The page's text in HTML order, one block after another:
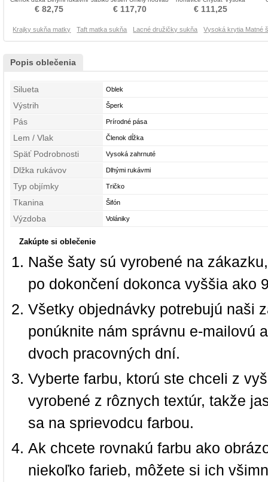
Matka šaty obleky
€ 82,75
Matka šaty obleky
€ 117,70
zahrnuté Matka šaty obleky
€ 111,25
Krajky sukňa matky Taft matka sukňa Lacné družičky sukňa Vysoká krytia Matné
Popis oblečenia
Silueta Oblek
Výstrih Šperk
Pás Prírodné pása
Lem / Vlak Členok dĺžka
Späť Podrobnosti Vysoká zahrnuté
Dlžka rukávov Dlhými rukávmi
Typ objímky Tričko
Tkanina Šifón
Výzdoba Volániky
Zakúpte si oblečenie
Naše šaty sú vyrobené na
po dokončení dokonca vyššia ako
Všetky objednávky potrebujú naši
ponúknite nám správnu e-mailovú
dvoch pracovných dní.
Vyberte farbu, ktorú ste chceli z
vyrobené z rôznych textúr, takže
sa na sprievodcu farbou.
Ak chcete rovnakú farbu ako
niekoľko farieb, môžete si ich